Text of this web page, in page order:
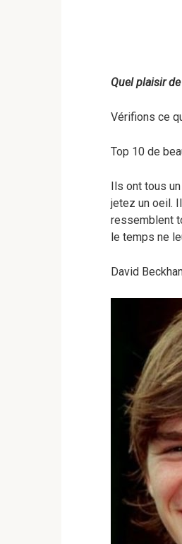
Quel plaisir
Vérifions ce
Top 10 de
Ils ont tous
jetez un oeil.
ressemblent
le temps ne
David